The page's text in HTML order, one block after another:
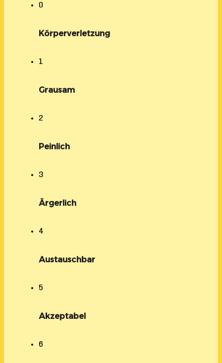
0
Körperverletzung
1
Grausam
2
Peinlich
3
Ärgerlich
4
Austauschbar
5
Akzeptabel
6